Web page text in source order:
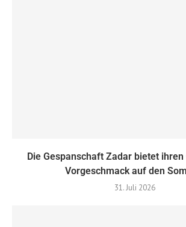
Die Gespanschaft Zadar bietet ihren
Vorgeschmack auf den
31. Juli 2026